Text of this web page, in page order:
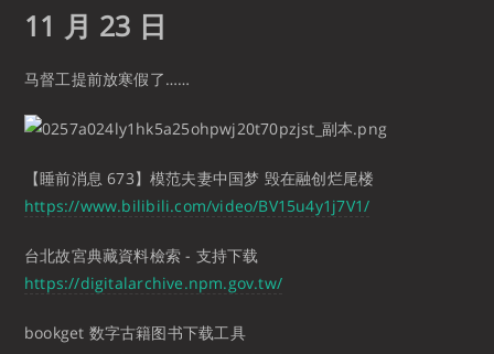
11 月 23 日
马督工提前放寒假了…… ​
【睡前消息 673】模范夫妻中国梦 毁在融创烂尾楼
https://www.bilibili.com/video/BV15u4y1j7V1/
台北故宮典藏資料檢索 - 支持下载
https://digitalarchive.npm.gov.tw/
bookget 数字古籍图书下载工具